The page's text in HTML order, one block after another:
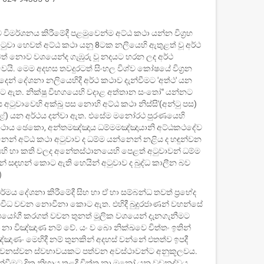
විමර්ශනය කිරීමේදී පළමුවෙන්ම අට්ඨ කථා යන්න විග්‍රහ
හෙවත් අට්ඨ කථා යනු 8ටක නලියෙහි ඇතුළත් වූ අර්ථ
නොව වශයෙන්ද ගැඹුරු වූ නදයට හරන ලද අර්ථ
මෙම අදහස තවදුරටත් සිංහල විශ්ව කෝෂයේ විග්‍රන
දේශනා නලියෙහිදී අර්ථ කථාව දැන්වීමට 'අත්ථ' යන
ඇත. නික්ෂු විභගයෙහි වදාළ අත්තාන සංතෝ" යන්නට
අටුවාවෙහි අක්ඛු පස නොහි අට්ඨ කථා නිස්සි'(අන්ටු පස)
යන අර්ථය දන්වා ඇත. එසේම මනෝරථ පුරණයෙහි
ඡෙකො, අන්තමඤ්ඤාය ධම්මමඤ්ඤායානි අට්ඨකථදේව
අට්ඨ කථා අටුවාව ද ධම්ම යන්නෙන් නළිය ද හඳුන්වන
හා කති වලද අනේතස්ථානයෙහි පෙළත් අටුවාවන් ධම්ම
සඳහන් කොට ඇති හෙයින් අටුවාව ද බුද්ධ කාලීන බව
දේශනා කිරීමේදී සිහ හා ඒ හා සම්බන්ධ තවත් ප්‍රභේද
වචන නොවීනා කොට ඇත. එහිදී බුදුරජාණන් වහන්සේ
කරගත් වචන තුනත් මූලික වශයෙන් දැනගැනීමට
විඤ්ඤාණ නම් වේ. යං ව බො නික්ඛවෙ චිත්තං ඉතින්
මෙහිදී නම් තුනකින් අදහස් වන්නේ එතත්ව ඉපදී
ස්වභාවයකට පත්වන අවස්ථාවන්ට අනුකූලවය.